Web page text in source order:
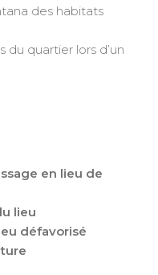
des habitats
du quartier lors d’un
en lieu de
lieu
défavorisé